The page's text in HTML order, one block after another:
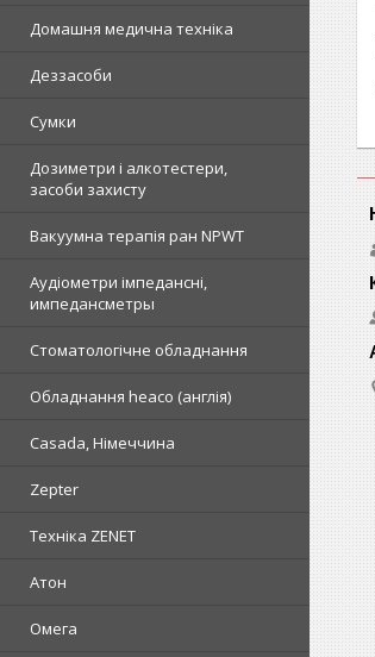
Домашня медична техніка
Деззасоби
Сумки
Дозиметри і алкотестери,
засоби захисту
Вакуумна терапія ран NPWT
Аудіометри імпедансні,
импедансметры
Стоматологічне обладнання
Обладнання heaco (англія)
Casada, Німеччина
Zepter
Техніка ZENET
Атон
Омега